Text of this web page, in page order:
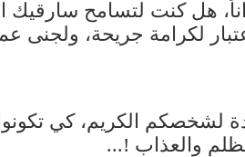
هل كنت لتسامح سارقيك
لكرامة جريحة، ولجنى
لشخصكم الكريم، كي
والعذاب !...